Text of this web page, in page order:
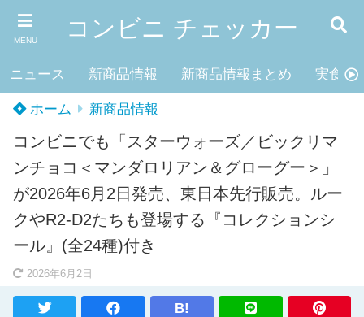
MENU コンビニ チェッカー
ニュース 新商品情報 新商品情報まとめ 実食レ
ホーム 新商品情報
コンビニでも「スターウォーズ／ビックリマ
ンチョコ＜マンダロリアン＆グローグー＞」
が2026年6月2日発売、東日本先行販売。ルー
クやR2-D2たちも登場する『コレクションシ
ール』(全24種)付き
2026年6月2日
B!